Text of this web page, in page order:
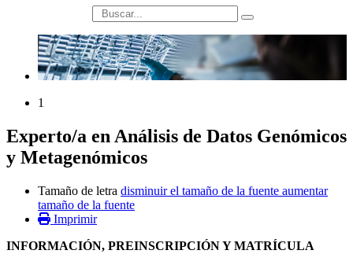
búsqueda
1
Experto/a en Análisis de Datos Genómicos
y Metagenómicos
Tamaño de letra disminuir el tamaño de la fuente aumentar
tamaño de la fuente
Imprimir
INFORMACIÓN, PREINSCRIPCIÓN Y MATRÍCULA